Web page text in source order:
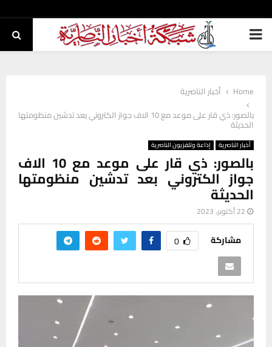
PRIMARY
Home
أخبار الناصرية
بالصور: ذي قار على موعد مع 10 الاف جواز الكتروني بعد تدشين منظومتها
الحديثة
أخبار الناصرية إذاعة وتلفزيون الناصرية
بالصور: ذي قار على موعد مع 10 الاف
جواز الكتروني بعد تدشين منظومتها
الحديثة
22 أكتوبر، 2023
مشاركة 0